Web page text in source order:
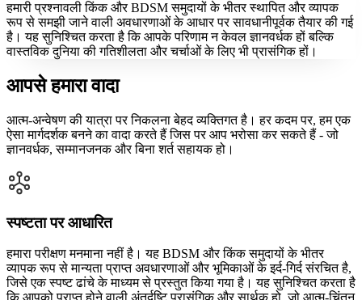
हमारी प्रश्नावली किंक और BDSM समुदायों के भीतर स्थापित और व्यापक
रूप से समझी जाने वाली अवधारणाओं के आधार पर सावधानीपूर्वक तैयार की गई
है। यह सुनिश्चित करता है कि आपके परिणाम न केवल ज्ञानवर्धक हों बल्कि
वास्तविक दुनिया की गतिशीलता और चर्चाओं के लिए भी प्रासंगिक हों।
आपसे हमारा वादा
आत्म-अन्वेषण की यात्रा पर निकलना बेहद व्यक्तिगत है। हर कदम पर, हम एक
ऐसा मार्गदर्शक बनने का वादा करते हैं जिस पर आप भरोसा कर सकते हैं - जो
ज्ञानवर्धक, सम्मानजनक और बिना शर्त सहायक हो।
स्पष्टता पर आधारित
हमारा परीक्षण मनमाना नहीं है। यह BDSM और किंक समुदायों के भीतर
व्यापक रूप से मान्यता प्राप्त अवधारणाओं और भूमिकाओं के इर्द-गिर्द संरचित है,
जिसे एक स्पष्ट ढांचे के माध्यम से प्रस्तुत किया गया है। यह सुनिश्चित करता है